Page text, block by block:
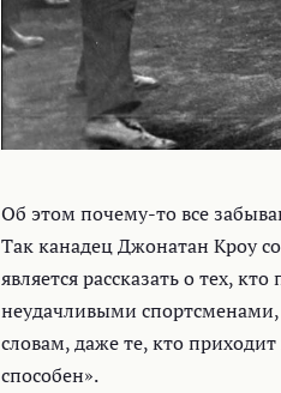
Об этом почему-то все
Так канадец Джонатан Кроу
является рассказать о тех,
неудачливыми спортсменами,
словам, даже те, кто
способен».